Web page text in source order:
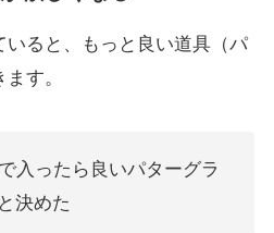
ると、もっと良い道具（パ
す。
入ったら良いパターグラ
決めた